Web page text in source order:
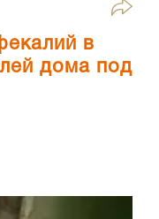
в
дома под